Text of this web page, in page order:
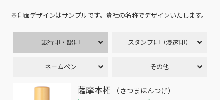
※印面デザインはサンプルです。貴社の名称でデザインいたします。
銀行印・認印 スタンプ印（浸透印）
ネームペン その他
薩摩本柘 （さつまほんつげ）